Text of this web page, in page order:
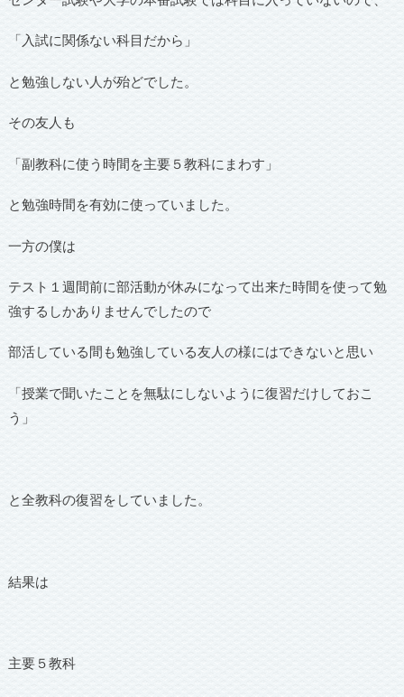
「入試に関係ない科目だから」
と勉強しない人が殆どでした。
その友人も
「副教科に使う時間を主要５教科にまわす」
と勉強時間を有効に使っていました。
一方の僕は
テスト１週間前に部活動が休みになって出来た時間を使って勉
強するしかありませんでしたので
部活している間も勉強している友人の様にはできないと思い
「授業で聞いたことを無駄にしないように復習だけしておこ
う」
と全教科の復習をしていました。
結果は
主要５教科